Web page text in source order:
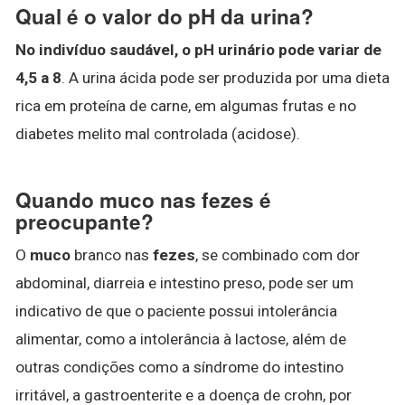
Qual é o valor do pH da urina?
No indivíduo saudável, o pH urinário pode variar de
4,5 a 8. A urina ácida pode ser produzida por uma dieta
rica em proteína de carne, em algumas frutas e no
diabetes melito mal controlada (acidose).
Quando muco nas fezes é
preocupante?
O muco branco nas fezes, se combinado com dor
abdominal, diarreia e intestino preso, pode ser um
indicativo de que o paciente possui intolerância
alimentar, como a intolerância à lactose, além de
outras condições como a síndrome do intestino
irritável, a gastroenterite e a doença de crohn, por